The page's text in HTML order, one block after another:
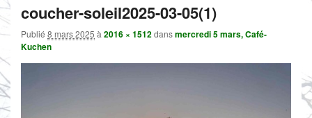
images
coucher-soleil2025-03-05(1)
Publié 8 mars 2025 à 2016 × 1512dansmercredi 5 mars, Café-
Kuchen